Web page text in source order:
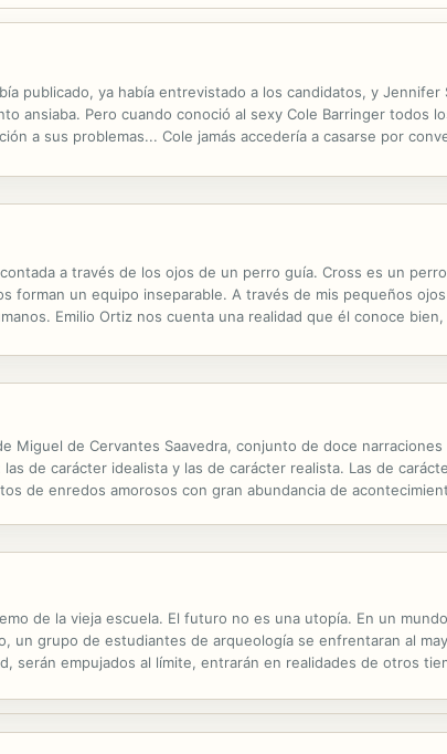
publicado, ya había entrevistado a los candidatos, y
ansiaba. Pero cuando conoció al sexy Cole Barringer todos
a sus problemas... Cole jamás accedería a casarse por
a través de los ojos de un perro guía. Cross es un
forman un equipo inseparable. A través de mis pequeños
Emilio Ortiz nos cuenta una realidad que él conoce
Miguel de Cervantes Saavedra, conjunto de doce
de carácter idealista y las de carácter realista. Las de
de enredos amorosos con gran abundancia de
de la vieja escuela. El futuro no es una utopía. En un
un grupo de estudiantes de arqueología se enfrentaran al
serán empujados al límite, entrarán en realidades de otros